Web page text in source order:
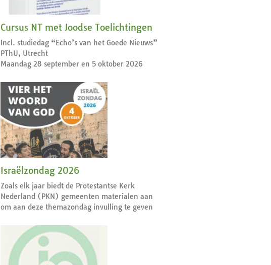
Cursus NT met Joodse Toelichtingen
Incl. studiedag “Echo’s van het Goede Nieuws”
PThU, Utrecht
Maandag 28 september en 5 oktober 2026
Israëlzondag 2026
Zoals elk jaar biedt de Protestantse Kerk
Nederland (PKN) gemeenten materialen aan
om aan deze themazondag invulling te geven